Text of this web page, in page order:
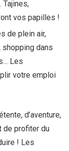
Tajines,
vos papilles !
de plein air,
dans
Les
votre emploi
d’aventure,
de profiter du
! Les